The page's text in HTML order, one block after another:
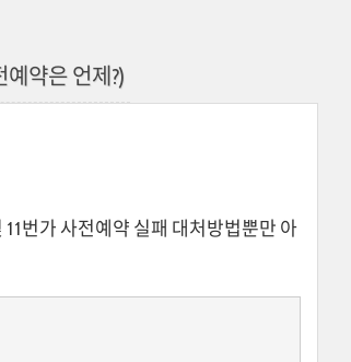
약은 언제?)
번가 사전예약 실패 대처방법뿐만 아